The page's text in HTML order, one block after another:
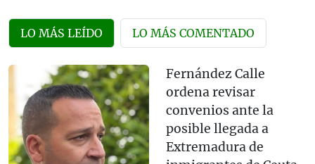
LO MÁS LEÍDO LO MÁS COMENTADO
Fernández Calle
ordena revisar
convenios ante la
posible llegada a
Extremadura de